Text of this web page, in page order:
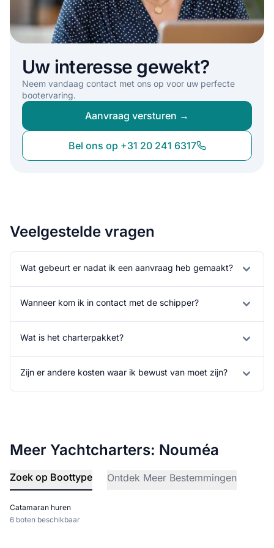
Uw interesse gewekt?
Neem vandaag contact met ons op voor uw perfecte
bootervaring.
Aanvraag versturen →
Bel ons op +31 20 241 6317
Veelgestelde vragen
Wat gebeurt er nadat ik een aanvraag heb gemaakt?
Wanneer kom ik in contact met de schipper?
Wat is het charterpakket?
Zijn er andere kosten waar ik bewust van moet zijn?
Meer Yachtcharters: Nouméa
Zoek op Boottype Ontdek Meer Bestemmingen
Catamaran huren
6 boten beschikbaar